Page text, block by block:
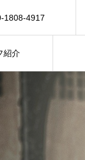
紹介
1808-4917